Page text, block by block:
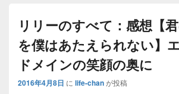
リリーのすべて：感想【
を僕はあたえられない】
ドメインの笑顔の奥に
2016年4月8日 に life-chanが投稿